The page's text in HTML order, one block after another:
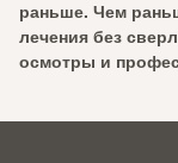
раньше. Чем
лечения без
осмотры и